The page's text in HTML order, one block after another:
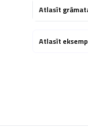
Atlasīt
Atlasīt